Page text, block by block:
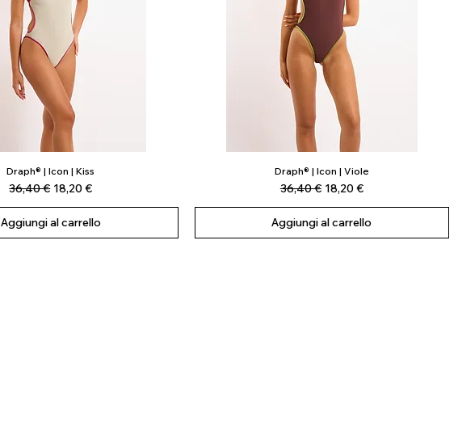
Vista rapida
Draph® | Icon | Kiss
Prezzo regolare
36,40 € Prezzo scontato
18,20 €
Aggiungi al carrello
Vista rapida
Draph® | Icon | Viole
Prezzo regolare
36,40 € Prezzo scontato
18,20 €
Aggiungi al carrello